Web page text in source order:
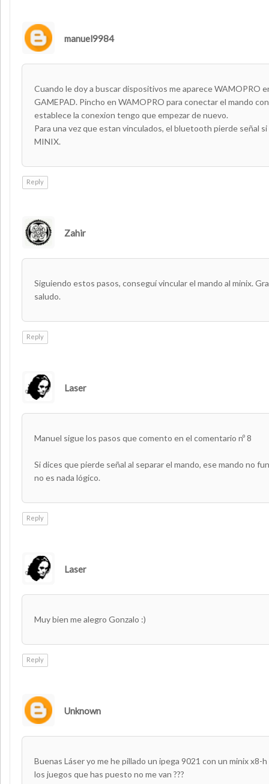
manuel9984
Cuando le doy a buscar dispositivos me aparece WAMOPRO
GAMEPAD. Pincho en WAMOPRO para conectar el mando
establece la conexion tengo que empezar de nuevo.
Para una vez que estan vinculados, el bluetooth pierde señal
MINIX.
Reply
Zahir
Siguiendo estos pasos, conseguí vincular el mando al minix.
saludo.
Reply
Laser
Manuel sigue los pasos que comento en el comentario nº 8
Si dices que pierde señal al separar el mando, ese mando no
no es nada lógico.
Reply
Laser
Muy bien me alegro Gonzalo :)
Reply
Unknown
Buenas Láser yo me he pillado un ipega 9021 con un minix x8-
los juegos que has puesto no me van ???